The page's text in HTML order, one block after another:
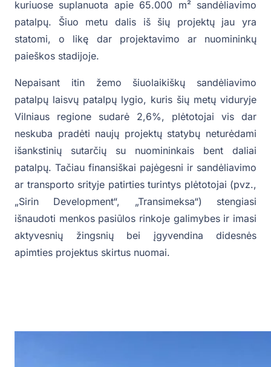
kuriuose suplanuota apie 65.000 m² sandėliavimo
patalpų. Šiuo metu dalis iš šių projektų jau yra
statomi, o likę dar projektavimo ar nuomininkų
paieškos stadijoje.
Nepaisant itin žemo šiuolaikiškų sandėliavimo
patalpų laisvų patalpų lygio, kuris šių metų viduryje
Vilniaus regione sudarė 2,6%, plėtotojai vis dar
neskuba pradėti naujų projektų statybų neturėdami
išankstinių sutarčių su nuomininkais bent daliai
patalpų. Tačiau finansiškai pajėgesni ir sandėliavimo
ar transporto srityje patirties turintys plėtotojai (pvz.,
„Sirin Development“, „Transimeksa“) stengiasi
išnaudoti menkos pasiūlos rinkoje galimybes ir imasi
aktyvesnių žingsnių bei įgyvendina didesnės
apimties projektus skirtus nuomai.